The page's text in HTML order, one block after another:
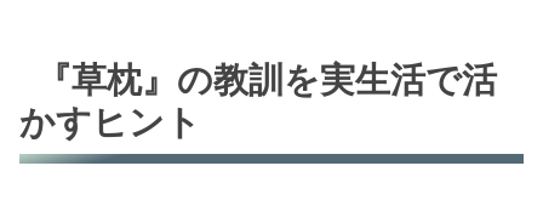
『草枕』の教訓を実生活で活
かすヒント